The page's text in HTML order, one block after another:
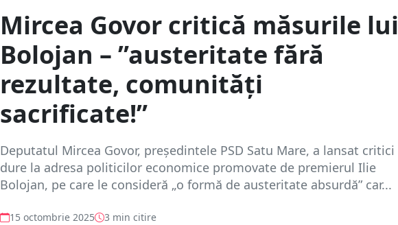
Mircea Govor critică măsurile lui
Bolojan – ”austeritate fără
rezultate, comunități
sacrificate!”
Deputatul Mircea Govor, președintele PSD Satu Mare, a lansat critici
dure la adresa politicilor economice promovate de premierul Ilie
Bolojan, pe care le consideră „o formă de austeritate absurdă” car...
15 octombrie 2025 3 min citire